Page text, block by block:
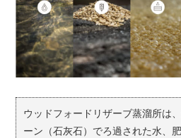
ウッドフォードリザーブ蒸溜所は
ーン（石灰石）でろ過された水、